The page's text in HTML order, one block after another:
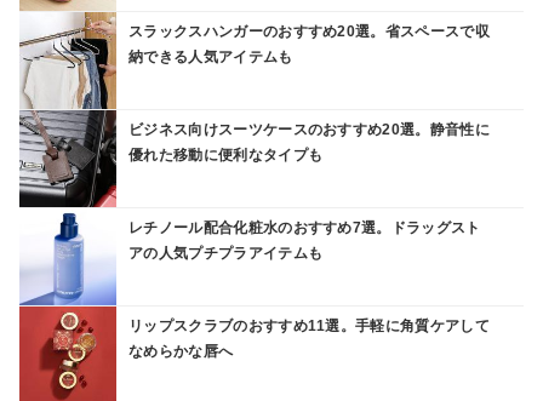
スラックスハンガーのおすすめ20選。省スペースで収
納できる人気アイテムも
ビジネス向けスーツケースのおすすめ20選。静音性に
優れた移動に便利なタイプも
レチノール配合化粧水のおすすめ7選。ドラッグスト
アの人気プチプラアイテムも
リップスクラブのおすすめ11選。手軽に角質ケアして
なめらかな唇へ